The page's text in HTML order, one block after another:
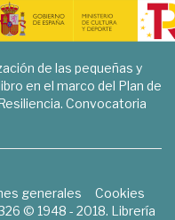
de las pequeñas y
en el marco del Plan de
Convocatoria
generales
Cookies
© 1948 - 2018. Librería